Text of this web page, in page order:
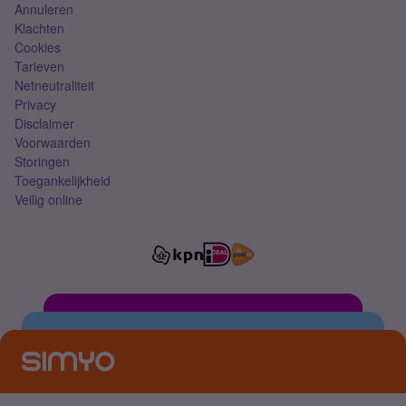
Annuleren
Klachten
Cookies
Tarieven
Netneutraliteit
Privacy
Disclaimer
Voorwaarden
Storingen
Toegankelijkheid
Veilig online